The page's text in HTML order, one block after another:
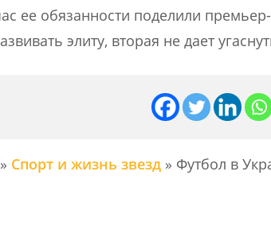
ее обязанности поделили
элиту, вторая не дает
» Спорт и жизнь звезд» Футбол в